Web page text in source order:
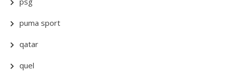
puma sport
qatar
quel